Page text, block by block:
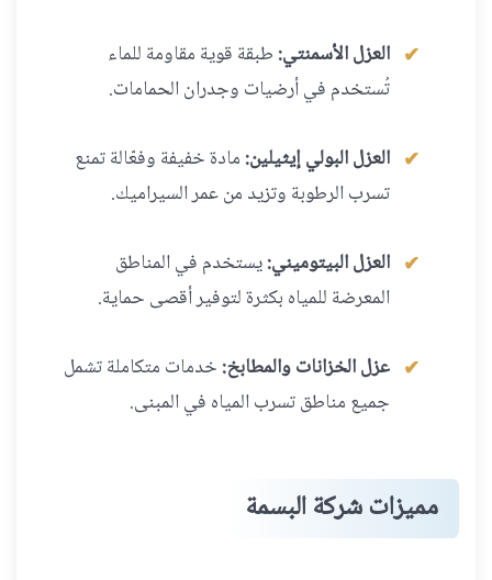
العزل الأسمنتي: طبقة قوية مقاومة للماء
تُستخدم في أرضيات وجدران الحمامات.
العزل البولي إيثيلين: مادة خفيفة وفعّالة تمنع
تسرب الرطوبة وتزيد من عمر السيراميك.
العزل البيتوميني:يستخدم في المناطق
المعرضة للمياه بكثرة لتوفير أقصى حماية.
عزل الخزانات والمطابخ: خدمات متكاملة تشمل
جميع مناطق تسرب المياه في المبنى.
مميزات شركة البسمة